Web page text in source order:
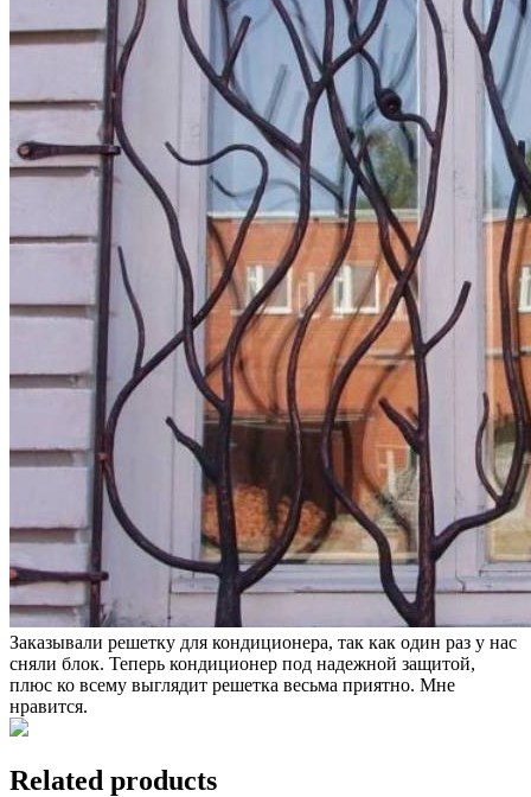
Заказывали решетку для кондиционера, так как один раз у нас
сняли блок. Теперь кондиционер под надежной защитой,
плюс ко всему выглядит решетка весьма приятно. Мне
нравится.
Related products